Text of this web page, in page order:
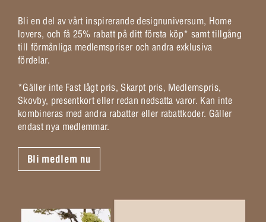
Bli en del av vårt inspirerande designuniversum, Home
lovers, och få 25% rabatt på ditt första köp* samt tillgång
till förmånliga medlemspriser och andra exklusiva
fördelar.
*Gäller inte Fast lågt pris, Skarpt pris, Medlemspris,
Skovby, presentkort eller redan nedsatta varor. Kan inte
kombineras med andra rabatter eller rabattkoder. Gäller
endast nya medlemmar.
Bli medlem nu